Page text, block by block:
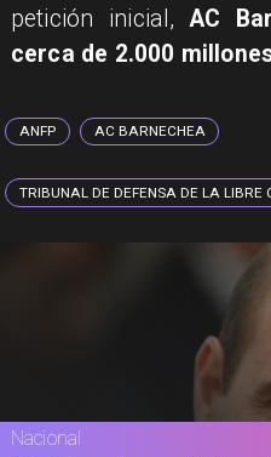
petición inicial,AC
cerca de 2.000
ANFP AC BARNECHEA
TRIBUNAL DE DEFENSA DE LA LIBRE
Nacional